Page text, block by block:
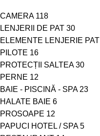
CAMERA 118
LENJERII DE PAT 30
ELEMENTE LENJERIE PAT
PILOTE 16
PROTECȚII SALTEA 30
PERNE 12
BAIE - PISCINĂ - SPA 23
HALATE BAIE 6
PROSOAPE 12
PAPUCI HOTEL / SPA 5